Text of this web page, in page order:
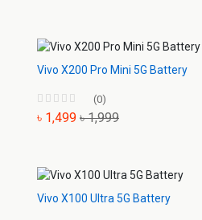
Vivo X200 Pro Mini 5G Battery
(0)
৳ 1,499 ৳ 1,999
Vivo X100 Ultra 5G Battery